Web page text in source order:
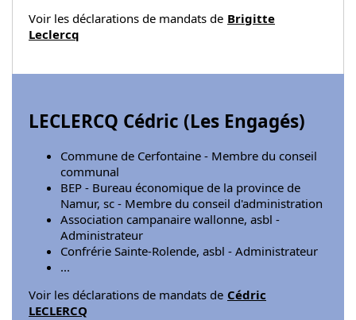
Voir les déclarations de mandats de Brigitte
Leclercq
LECLERCQ Cédric (Les Engagés)
Commune de Cerfontaine - Membre du conseil
communal
BEP - Bureau économique de la province de
Namur, sc - Membre du conseil d'administration
Association campanaire wallonne, asbl -
Administrateur
Confrérie Sainte-Rolende, asbl - Administrateur
...
Voir les déclarations de mandats de Cédric
LECLERCQ